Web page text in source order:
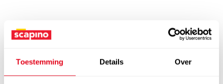
Toestemming Details Over